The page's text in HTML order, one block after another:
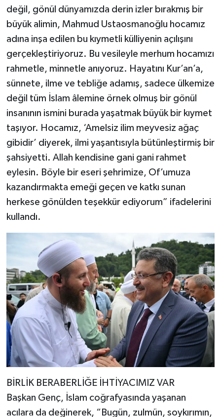
değil, gönül dünyamızda derin izler bırakmış bir
büyük alimin, Mahmud Ustaosmanoğlu hocamız
adına inşa edilen bu kıymetli külliyenin açılışını
gerçekleştiriyoruz. Bu vesileyle merhum hocamızı
rahmetle, minnetle anıyoruz. Hayatını Kur’an’a,
sünnete, ilme ve tebliğe adamış, sadece ülkemize
değil tüm İslam âlemine örnek olmuş bir gönül
insanının ismini burada yaşatmak büyük bir kıymet
taşıyor. Hocamız, ‘Amelsiz ilim meyvesiz ağaç
gibidir’ diyerek, ilmi yaşantısıyla bütünleştirmiş bir
şahsiyetti. Allah kendisine gani gani rahmet
eylesin. Böyle bir eseri şehrimize, Of’umuza
kazandırmakta emeği geçen ve katkı sunan
herkese gönülden teşekkür ediyorum” ifadelerini
kullandı.
BİRLİK BERABERLİĞE İHTİYACIMIZ VAR
Başkan Genç, İslam coğrafyasında yaşanan
acılara da değinerek, “Bugün, zulmün, soykırımın,